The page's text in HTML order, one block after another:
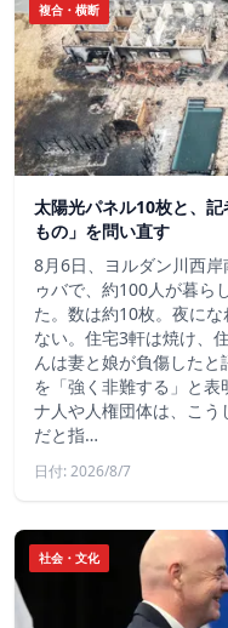
複合・横断
太陽光パネル10枚と、
もの」を問い直す
8月6日、ヨルダン川西
ゥバで、約100人が暮ら
た。数は約10枚。夜に
ない。住宅3軒は焼け、
んは妻と娘が負傷した
を「強く非難する」と
ナ人や人権団体は、こ
だと指…
日付: 2026/8/7
社会・文化